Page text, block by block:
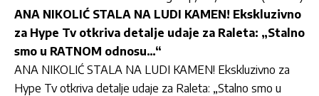
ANA NIKOLIĆ STALA NA LUDI KAMEN! Ekskluzivno
za Hype Tv otkriva detalje udaje za Raleta: „Stalno
smo u RATNOM odnosu…“
ANA NIKOLIĆ STALA NA LUDI KAMEN! Ekskluzivno za
Hype Tv otkriva detalje udaje za Raleta: „Stalno smo u